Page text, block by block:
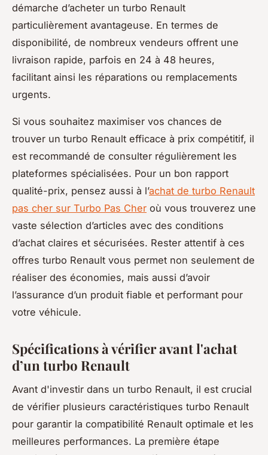
démarche d’acheter un turbo Renault
particulièrement avantageuse. En termes de
disponibilité, de nombreux vendeurs offrent une
livraison rapide, parfois en 24 à 48 heures,
facilitant ainsi les réparations ou remplacements
urgents.
Si vous souhaitez maximiser vos chances de
trouver un turbo Renault efficace à prix compétitif, il
est recommandé de consulter régulièrement les
plateformes spécialisées. Pour un bon rapport
qualité-prix, pensez aussi à l’achat de turbo Renault
pas cher sur Turbo Pas Cher où vous trouverez une
vaste sélection d’articles avec des conditions
d’achat claires et sécurisées. Rester attentif à ces
offres turbo Renault vous permet non seulement de
réaliser des économies, mais aussi d’avoir
l’assurance d’un produit fiable et performant pour
votre véhicule.
Spécifications à vérifier avant l'achat
d’un turbo Renault
Avant d'investir dans un turbo Renault, il est crucial
de vérifier plusieurs caractéristiques turbo Renault
pour garantir la compatibilité Renault optimale et les
meilleures performances. La première étape